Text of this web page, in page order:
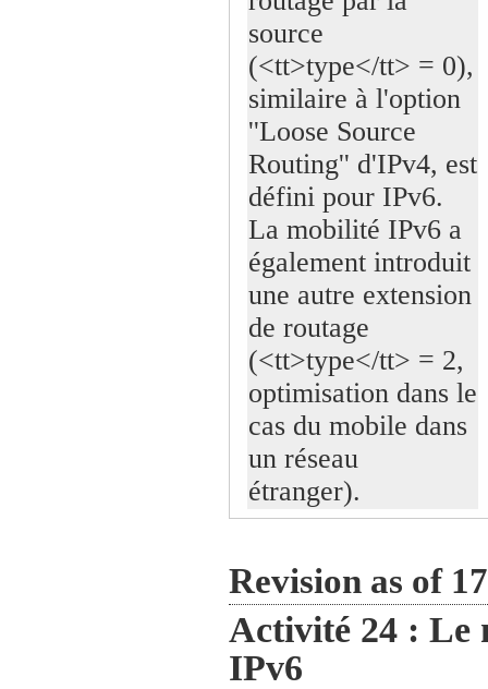
source
(<tt>type</tt> = 0),
similaire à l'option
''Loose Source
Routing'' d'IPv4, est
défini pour IPv6.
La mobilité IPv6 a
également introduit
une autre extension
de routage
(<tt>type</tt> = 2,
optimisation dans le
cas du mobile dans
un réseau
étranger).
Revision as of
Activité 24 : Le
IPv6